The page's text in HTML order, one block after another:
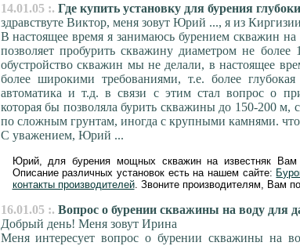
14.01.05 :. Где купить установку для бурения
здравствуте Виктор, меня зовут Юрий ..., я из
В настоящее время я занимаюсь бурением скважин на
позволяет пробурить скважину диаметром не
обустройство скважин мы не делали, в настоящее
более широкими требованиями, т.е. более
автоматика и т.д. в связи с этим стал вопрос о
которая бы позволяла бурить скважины до 150-200 м,
по сложным грунтам, иногда с крупными камнями.
С уважением, Юрий ...
Юрий, для бурения мощных скважин на известняк Вам
Описание различных установок есть на нашем сайте:
контакты производителей. Звоните производителям, Вам
16.01.05 :. Вопрос о бурении скважины на воду для
Добрый день! Меня зовут Ирина
Меня интересует вопрос о бурении скважины на